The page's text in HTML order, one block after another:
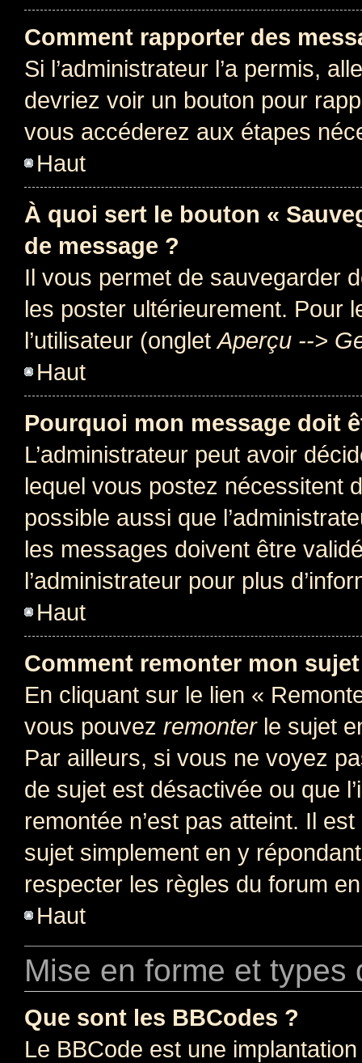
Comment rapporter des
Si l’administrateur l’a permis,
devriez voir un bouton pour
vous accéderez aux étapes
Haut
À quoi sert le bouton «
de message ?
Il vous permet de sauvegarder
les poster ultérieurement. Pour
l’utilisateur (onglet Aperçu -->
Haut
Pourquoi mon message doit
L’administrateur peut avoir
lequel vous postez nécessitent
possible aussi que
les messages doivent être
l’administrateur pour plus
Haut
Comment remonter mon
En cliquant sur le lien «
vous pouvez remonterle sujet
Par ailleurs, si vous ne voyez
de sujet est désactivée ou que
remontée n’est pas atteint. Il
sujet simplement en y
respecter les règles du forum
Haut
Mise en forme et types
Que sont les BBCodes ?
Le BBCode est une